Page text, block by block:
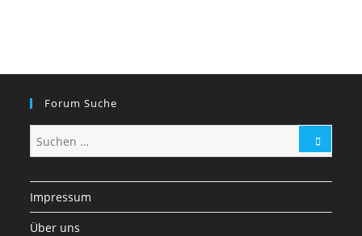
Forum Suche
Impressum
Über uns